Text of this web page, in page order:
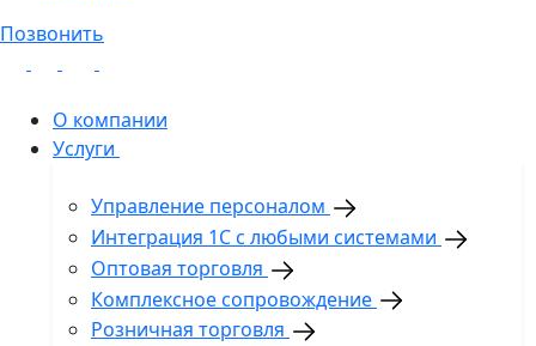
Позвонить
О компании
Услуги
Управление персоналом
Интеграция 1С с любыми системами
Оптовая торговля
Комплексное сопровождение
Розничная торговля